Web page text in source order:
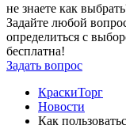
Новинки
не знаете как
Задайте любой
определиться с
бесплатна!
Задать вопрос
КраскиТорг
Новости
Как